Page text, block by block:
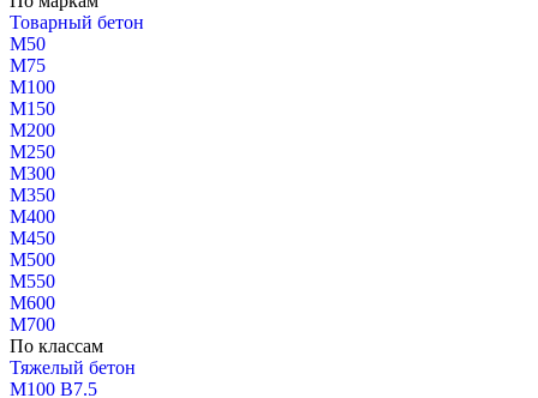
Товарный бетон
М50
М75
М100
М150
М200
М250
М300
М350
М400
М450
М500
М550
М600
М700
По классам
Тяжелый бетон
М100 В7.5